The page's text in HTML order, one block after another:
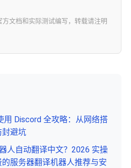
文档和实际测试编写，转载请注明
用 Discord 全攻略：从网络搭
封避坑
人自动翻译中文？2026 实操
服务器翻译机器人推荐与安